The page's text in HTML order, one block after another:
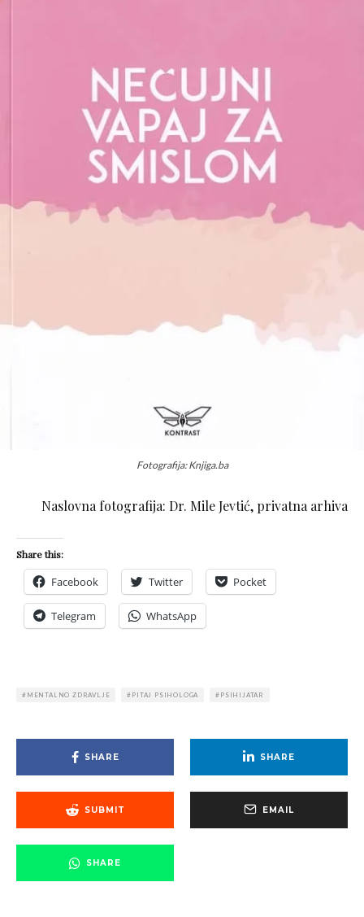
Fotografija: Knjiga.ba
Naslovna fotografija: Dr. Mile Jevtić, privatna arhiva
Share this:
Facebook Twitter Pocket
Telegram WhatsApp
MENTALNO ZDRAVLJE PITAJ PSIHOLOGA PSIHIJATAR
SHARE SHARE
SUBMIT EMAIL
SHARE